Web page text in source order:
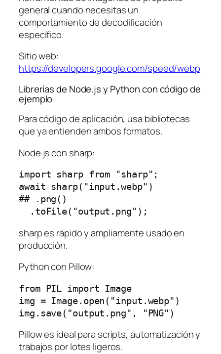
general cuando necesitas un
comportamiento de decodificación
específico.
Sitio web:
https://developers.google.com/speed/webp
Librerías de Node.js y Python con código de
ejemplo
Para código de aplicación, usa bibliotecas
que ya entienden ambos formatos.
Node.js con sharp:
import sharp from "sharp";
await sharp("input.webp")
## .png()
sharp es rápido y ampliamente usado en
producción.
Python con Pillow:
from PIL import Image
img = Image.open("input.webp")
Pillow es ideal para scripts, automatización y
trabajos por lotes ligeros.